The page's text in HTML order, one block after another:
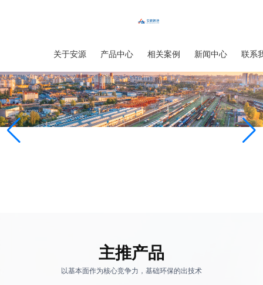
关于安源 产品中心 相关案例 新闻中心 联系
主推产品
以基本面作为核心竞争力，基础环保的出技术